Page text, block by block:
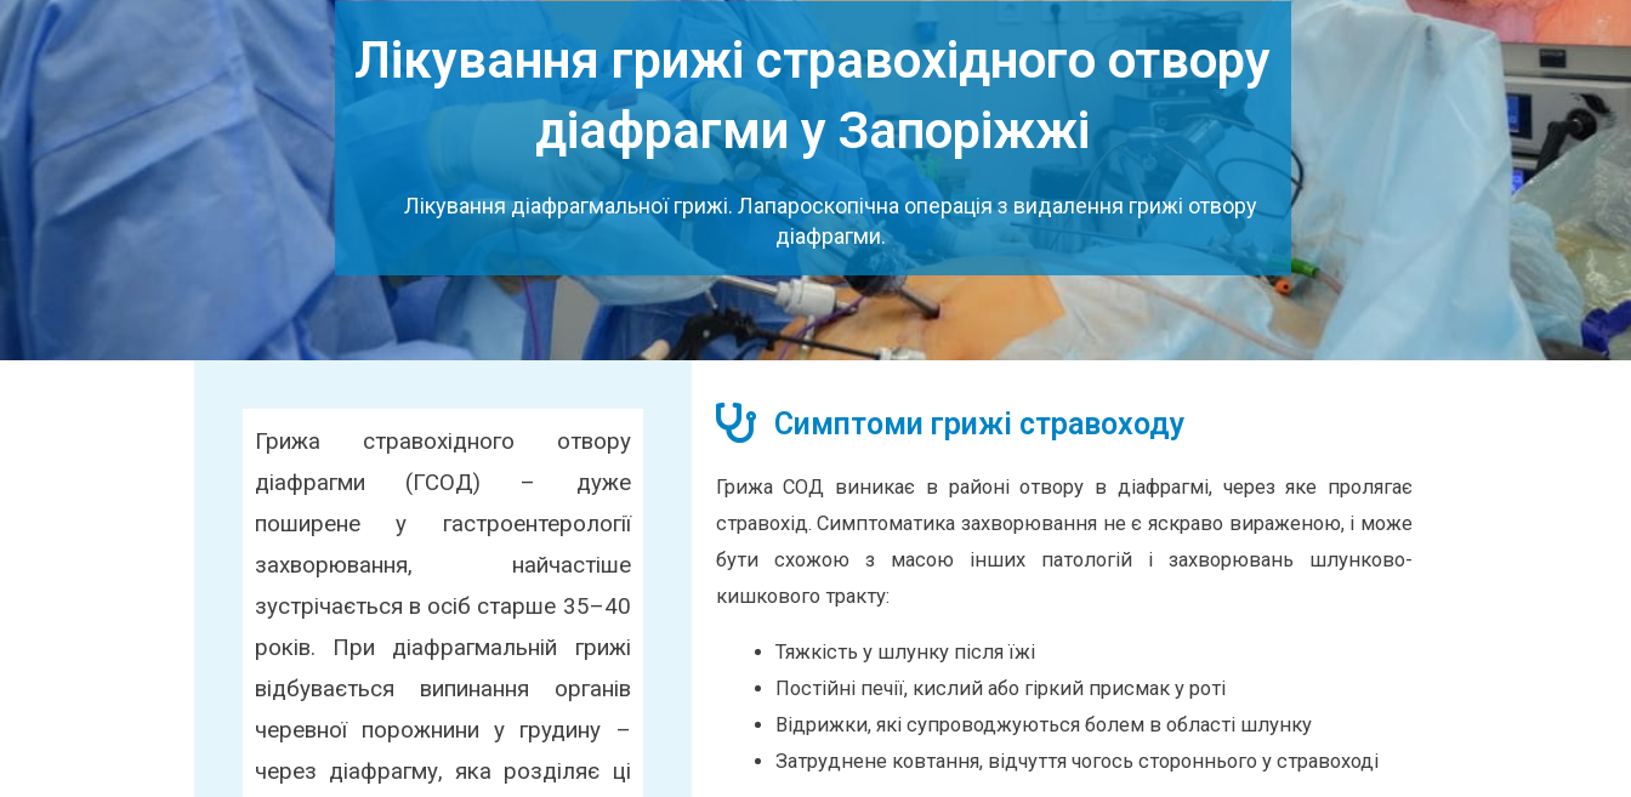
Лікування грижі стравохідного отвору
діафрагми у Запоріжжі
Лікування діафрагмальної грижі. Лапароскопічна операція з видалення грижі отвору
діафрагми.
Грижа стравохідного отвору
діафрагми (ГСОД) – дуже
поширене у гастроентерології
захворювання, найчастіше
зустрічається в осіб старше 35–40
років. При діафрагмальній грижі
відбувається випинання органів
черевної порожнини у грудину –
через діафрагму, яка розділяє ці
Симптоми грижі стравоходу
Грижа СОД виникає в районі отвору в діафрагмі, через яке пролягає
стравохід. Симптоматика захворювання не є яскраво вираженою, і може
бути схожою з масою інших патологій і захворювань шлунково-
кишкового тракту:
Тяжкість у шлунку після їжі
Постійні печії, кислий або гіркий присмак у роті
Відрижки, які супроводжуються болем в області шлунку
Затруднене ковтання, відчуття чогось стороннього у стравоході